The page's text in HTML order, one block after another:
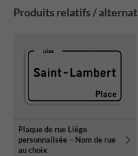
Produits relatifs /
Plaque de rue Liège
personnalisée – Nom de rue
au choix